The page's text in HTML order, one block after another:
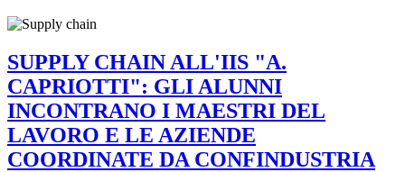
SUPPLY CHAIN ALL'IIS "A.
CAPRIOTTI": GLI ALUNNI
INCONTRANO I MAESTRI DEL
LAVORO E LE AZIENDE
COORDINATE DA CONFINDUSTRIA